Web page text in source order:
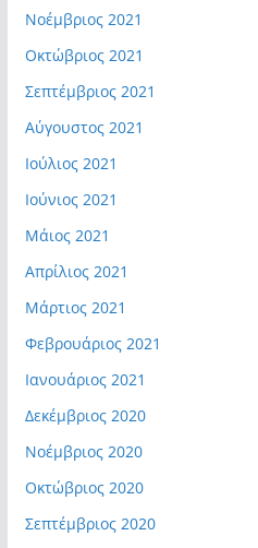
Νοέμβριος 2021
Οκτώβριος 2021
Σεπτέμβριος 2021
Αύγουστος 2021
Ιούλιος 2021
Ιούνιος 2021
Μάιος 2021
Απρίλιος 2021
Μάρτιος 2021
Φεβρουάριος 2021
Ιανουάριος 2021
Δεκέμβριος 2020
Νοέμβριος 2020
Οκτώβριος 2020
Σεπτέμβριος 2020